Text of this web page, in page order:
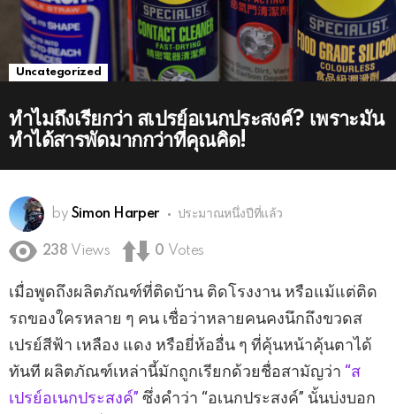
Uncategorized
ทำไมถึงเรียกว่า สเปรย์อเนกประสงค์? เพราะมัน
ทำได้สารพัดมากกว่าที่คุณคิด!
by Simon Harper ประมาณหนึ่งปีที่แล้ว
238 Views 0 Votes
เมื่อพูดถึงผลิตภัณฑ์ที่ติดบ้าน ติดโรงงาน หรือแม้แต่ติด
รถของใครหลาย ๆ คน เชื่อว่าหลายคนคงนึกถึงขวดส
เปรย์สีฟ้า เหลือง แดง หรือยี่ห้ออื่น ๆ ที่คุ้นหน้าคุ้นตาได้
ทันที ผลิตภัณฑ์เหล่านี้มักถูกเรียกด้วยชื่อสามัญว่า “ส
เปรย์อเนกประสงค์” ซึ่งคำว่า “อเนกประสงค์” นั้นบ่งบอก